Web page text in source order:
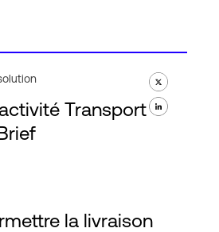
Transport
la livraison